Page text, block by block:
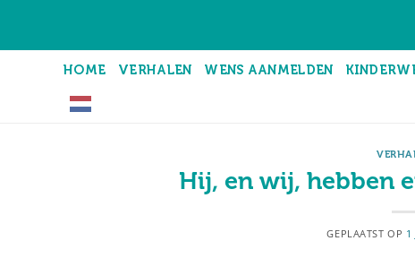
HOME VERHALEN WENS AANMELDEN
Hij, en wij, hebben
GEPLAATST OP 1